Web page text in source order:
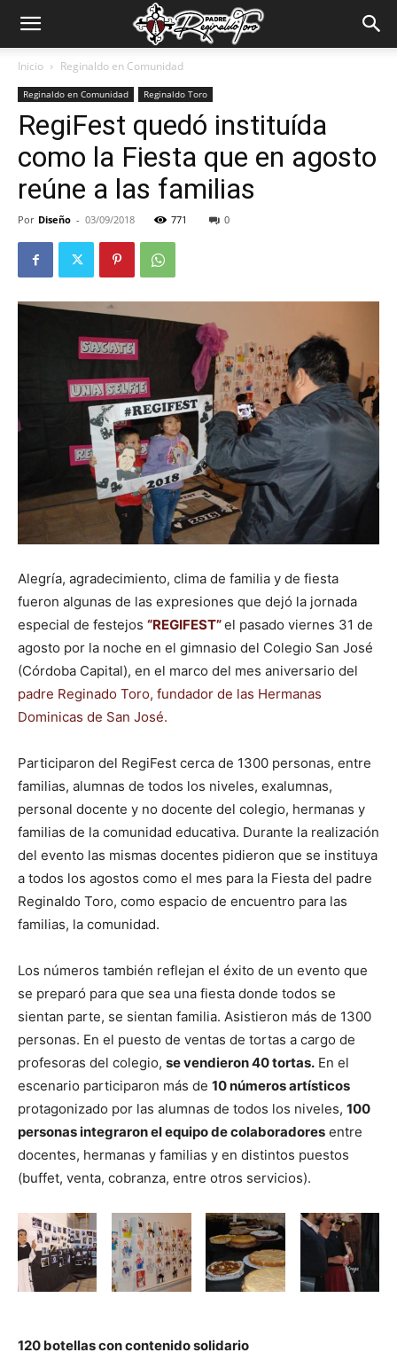
Padre
Reginaldo
Inicio Reginaldo en Comunidad
Reginaldo en Comunidad Reginaldo Toro
RegiFest quedó instituída
como la Fiesta que en agosto
reúne a las familias
Por Diseño - 03/09/2018 771 0
Alegría, agradecimiento, clima de familia y de fiesta
fueron algunas de las expresiones que dejó la jornada
especial de festejos “REGIFEST”el pasado viernes 31 de
agosto por la noche en el gimnasio del Colegio San José
(Córdoba Capital), en el marco del mes aniversario del
padre Reginado Toro, fundador de las Hermanas
Dominicas de San José.
Participaron del RegiFest cerca de 1300 personas, entre
familias, alumnas de todos los niveles, exalumnas,
personal docente y no docente del colegio, hermanas y
familias de la comunidad educativa. Durante la realización
del evento las mismas docentes pidieron que se instituya
a todos los agostos como el mes para la Fiesta del padre
Reginaldo Toro, como espacio de encuentro para las
familias, la comunidad.
Los números también reflejan el éxito de un evento que
se preparó para que sea una fiesta donde todos se
sientan parte, se sientan familia. Asistieron más de 1300
personas. En el puesto de ventas de tortas a cargo de
profesoras del colegio, se vendieron 40 tortas. En el
escenario participaron más de 10 números artísticos
protagonizado por las alumnas de todos los niveles, 100
personas integraron el equipo de colaboradores entre
docentes, hermanas y familias y en distintos puestos
(buffet, venta, cobranza, entre otros servicios).
120 botellas con contenido solidario